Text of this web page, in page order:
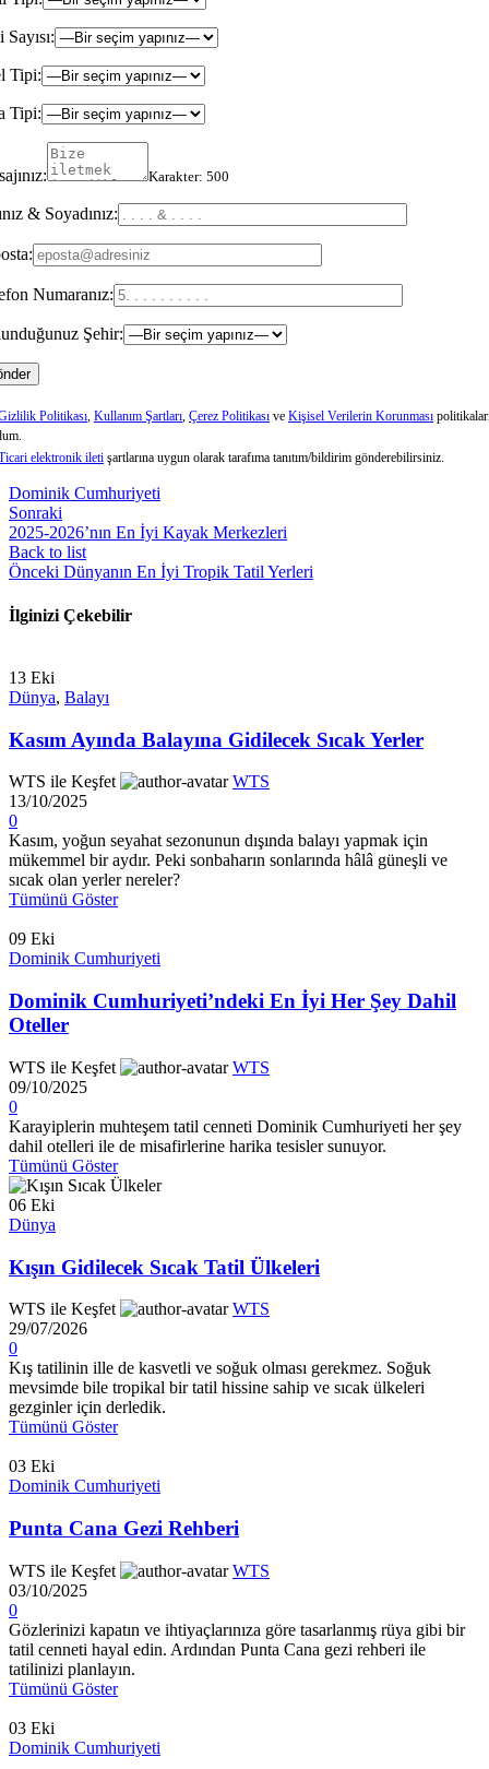
Tipi:
Tipi:
Karakter: 500
& Soyadınız:
Numaranız:
Şehir:
Politikası, Kullanım Şartları, Çerez Politikası ve Kişisel Verilerin Korunması
elektronik ileti şartlarına uygun olarak tarafıma tanıtım/bildirim gönderebilirsiniz.
Dominik Cumhuriyeti
Sonraki
2025-2026’nın En İyi Kayak Merkezleri
Back to list
Önceki Dünyanın En İyi Tropik Tatil Yerleri
İlginizi Çekebilir
13 Eki
Dünya, Balayı
Kasım Ayında Balayına Gidilecek Sıcak Yerler
WTS ile Keşfet
WTS
13/10/2025
0
Kasım, yoğun seyahat sezonunun dışında balayı yapmak için
mükemmel bir aydır. Peki sonbaharın sonlarında hâlâ güneşli ve
sıcak olan yerler nereler?
Tümünü Göster
09 Eki
Dominik Cumhuriyeti
Dominik Cumhuriyeti’ndeki En İyi Her Şey Dahil
Oteller
WTS ile Keşfet
WTS
09/10/2025
0
Karayiplerin muhteşem tatil cenneti Dominik Cumhuriyeti her şey
dahil otelleri ile de misafirlerine harika tesisler sunuyor.
Tümünü Göster
06 Eki
Dünya
Kışın Gidilecek Sıcak Tatil Ülkeleri
WTS ile Keşfet
WTS
29/07/2026
0
Kış tatilinin ille de kasvetli ve soğuk olması gerekmez. Soğuk
mevsimde bile tropikal bir tatil hissine sahip ve sıcak ülkeleri
gezginler için derledik.
Tümünü Göster
03 Eki
Dominik Cumhuriyeti
Punta Cana Gezi Rehberi
WTS ile Keşfet
WTS
03/10/2025
0
Gözlerinizi kapatın ve ihtiyaçlarınıza göre tasarlanmış rüya gibi bir
tatil cenneti hayal edin. Ardından Punta Cana gezi rehberi ile
tatilinizi planlayın.
Tümünü Göster
03 Eki
Dominik Cumhuriyeti